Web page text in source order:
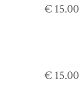
€ 15.00
€ 15.00